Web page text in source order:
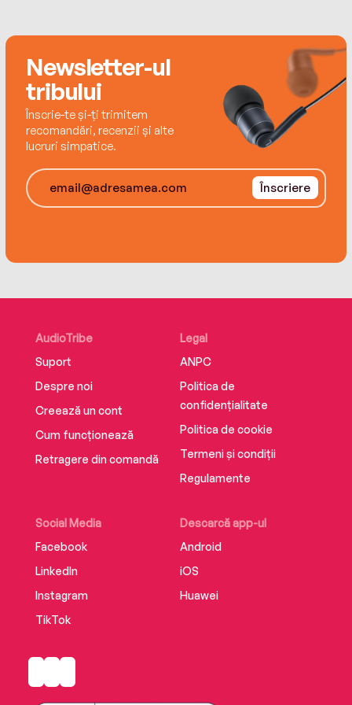
interviews with those who preserved and
inherited these diaries. Along the way, Siegal
investigates the nature of memory and how the
traumatic past is rewritten again and again.
Newsletter-ul
tribului
Înscrie-te și-ți trimitem
recomandări, recenzii și alte
lucruri simpatice.
Înscriere
AudioTribe
Suport
Despre noi
Creează un cont
Cum funcționează
Retragere din comandă
Social Media
Facebook
LinkedIn
Instagram
TikTok
Descarcă app-ul
Android
iOS
Huawei
Legal
ANPC
Politica de
confidențialitate
Politica de cookie
Termeni și condiții
Regulamente